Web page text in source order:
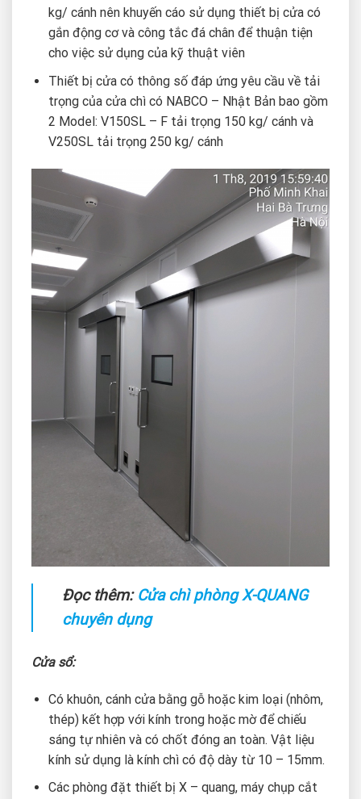
kg/ cánh nên khuyến cáo sử dụng thiết bị cửa có
gắn động cơ và công tắc đá chân để thuận tiện
cho việc sử dụng của kỹ thuật viên
Thiết bị cửa có thông số đáp ứng yêu cầu về tải
trọng của cửa chì có NABCO – Nhật Bản bao gồm
2 Model: V150SL – F tải trọng 150 kg/ cánh và
V250SL tải trọng 250 kg/ cánh
Đọc thêm: Cửa chì phòng X-QUANG
chuyên dụng
Cửa sổ:
Có khuôn, cánh cửa bằng gỗ hoặc kim loại (nhôm,
thép) kết hợp với kính trong hoặc mờ để chiếu
sáng tự nhiên và có chốt đóng an toàn. Vật liệu
kính sử dụng là kính chì có độ dày từ 10 – 15mm.
Các phòng đặt thiết bị X – quang, máy chụp cắt